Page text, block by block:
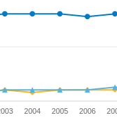
2004 2005 2006